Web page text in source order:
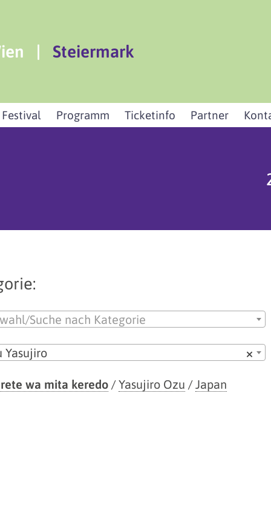
| Steiermark
Programm Ticketinfo Partner
Suche nach Kategorie
×
Yasujiro
wa mita keredo /Yasujiro Ozu / Japan